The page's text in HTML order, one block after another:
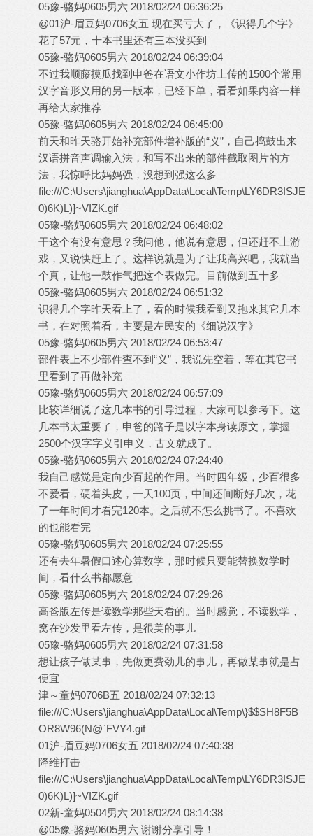
05豫-骆妈0605男六 2018/02/24 06:36:25
@01沪-眉豆妈0706女五 现在买亏大了，《识得几个字》
花了57元，十本书里还有三本没买到
05豫-骆妈0605男六 2018/02/24 06:39:04
不过我顺藤摸瓜找到申爸在语文小作坊上传的1500个常用
汉字音形义用的另一版本，已经下单，看看如果内容一样
再给大家推荐
05豫-骆妈0605男六 2018/02/24 06:45:00
前天和昨天骆开始补充部件增补版的“义”，自己捣鼓出来
汉语拼音声调输入法，和写不出来的部件截取图片的方
法，我惊呼比妈妈强，没想到强这么多
file:///C:\Users\jianghua\AppData\Local\Temp\LY6DR3ISJE
0)6K)L)]~VIZK.gif
05豫-骆妈0605男六 2018/02/24 06:48:02
干这个有没有意思？我问他，他说有意思，但还赶不上游
戏，又说快赶上了。这样说就是为了让我高兴吧，我就当
个真，让他一鼓作气把这个表做完。目前做到五十多
05豫-骆妈0605男六 2018/02/24 06:51:32
识得几个字昨天看上了，看的时候我看到又抱来其它几本
书，在对照着看，主要是左民安的《细说汉字》
05豫-骆妈0605男六 2018/02/24 06:53:47
部件表上不少部件查不到“义”，我说先空着，等在其它书
里看到了再做补充
05豫-骆妈0605男六 2018/02/24 06:57:09
比较详细说了这几本书的引导过程，大家可以参考下。这
几本书太重要了，申爸的路子是以字本身读原文，掌握
2500个汉字字义引申义，古文就成了。
05豫-骆妈0605男六 2018/02/24 07:24:40
我自己感觉是定向少百起的作用。当时四年级，少百很多
不爱看，硬着头皮，一天100页，中间还间断好几次，花
了一年时间才看完120本。之后就不怎么挑书了。不喜欢
的也能看完
05豫-骆妈0605男六 2018/02/24 07:25:55
还有去年暑假口述心算数学，那时候只要能替换数学时
间，看什么书都愿意
05豫-骆妈0605男六 2018/02/24 07:29:26
高爸版左传是读数学那些天看的。当时感觉，不读数学，
窝在沙发里看左传，是很美的事儿
05豫-骆妈0605男六 2018/02/24 07:31:58
想让孩子做某事，先做更费劲儿的事儿，再做某事就是占
便宜
津～童妈0706B五 2018/02/24 07:32:13
file:///C:\Users\jianghua\AppData\Local\Temp\}$$SH8F5B
OR8W96(N@`FVY4.gif
01沪-眉豆妈0706女五 2018/02/24 07:40:38
降维打击
file:///C:\Users\jianghua\AppData\Local\Temp\LY6DR3ISJE
0)6K)L)]~VIZK.gif
02新-童妈0504男六 2018/02/24 08:14:38
@05豫-骆妈0605男六 谢谢分享引导！